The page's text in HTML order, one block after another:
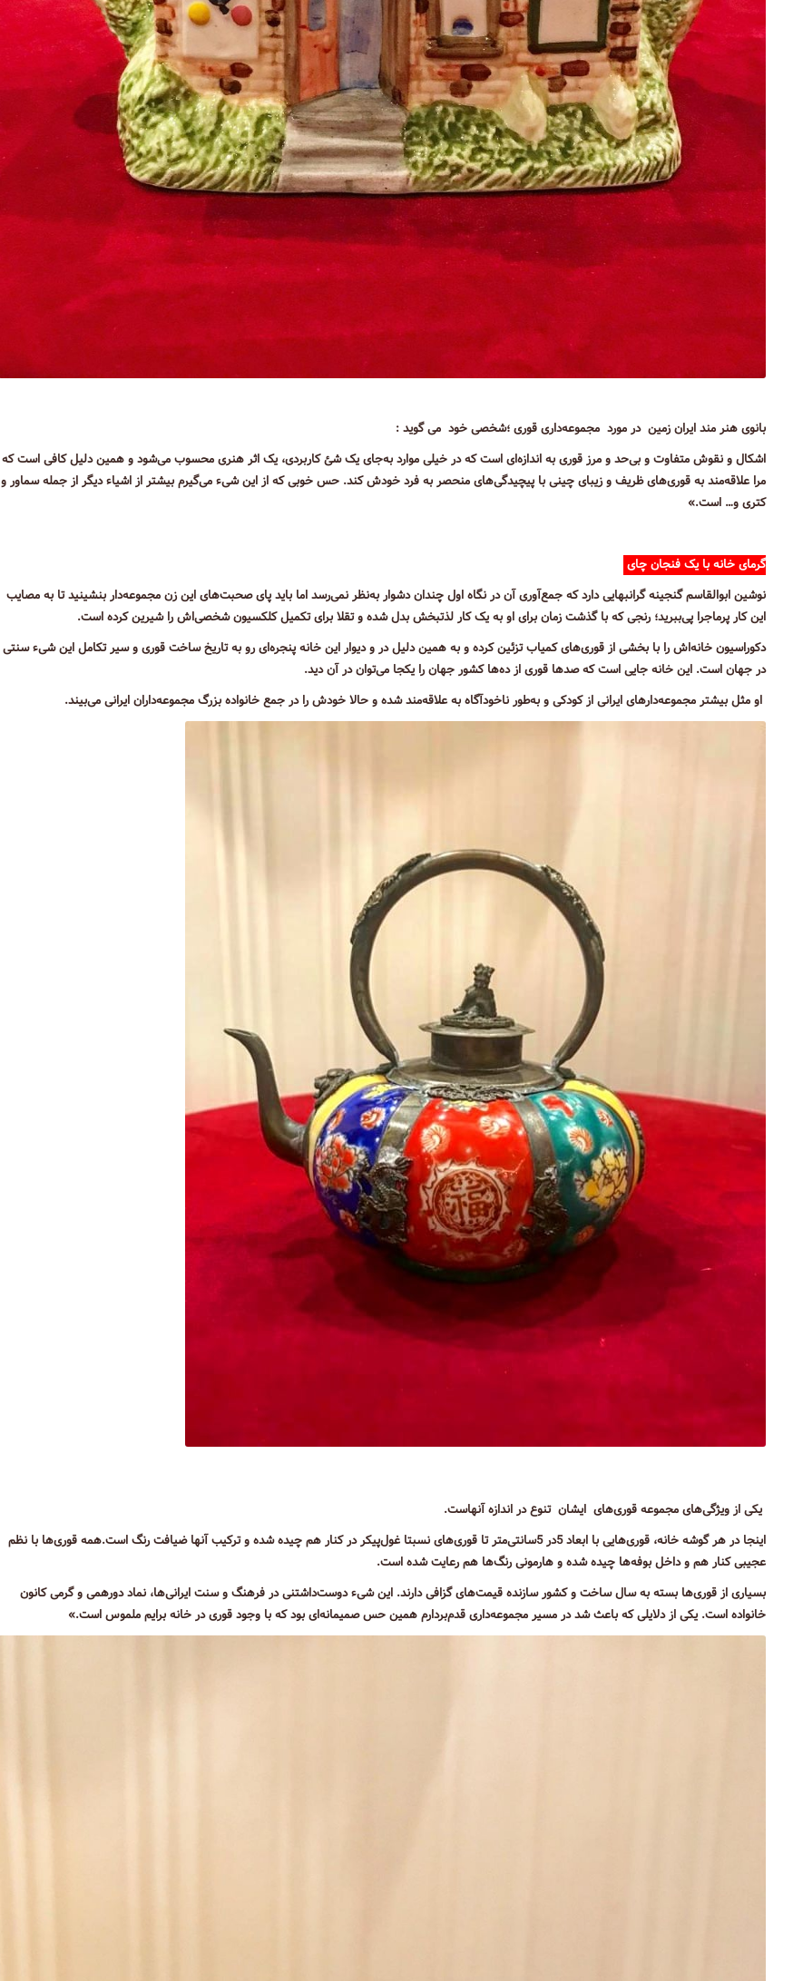
بانوی هنر مند ایران زمین در مورد مجموعه‌داری قوری ؛شخصی خود می گوید :
اشکال و نقوش متفاوت و بی‌حد و مرز قوری به اندازه‌ای است که در خیلی موارد به‌جای یک شئ کاربردی، یک اثر هنری محسوب می‌شود و همین دلیل کافی ا‌ست که
مرا علاقه‌مند به قوری‌های ظریف و زیبای چینی با پیچیدگی‌های منحصر به فرد خودش کند. حس خوبی که از این شیء می‌گیرم بیشتر از اشیاء دیگر از جمله سماور و
کتری و… است.»
گرمای خانه با یک فنجان چای
نوشین ابوالقاسم گنجینه گرانبهایی دارد که جمع‌آوری آن در نگاه اول چندان دشوار به‌نظر نمی‌رسد اما باید پای صحبت‌های این زن مجموعه‌دار بنشینید تا به مصایب
این کار پرماجرا پی‌ببرید؛ رنجی که با گذشت زمان برای او به یک کار لذتبخش بدل شده و تقلا برای تکمیل کلکسیون شخصی‌اش را شیرین کرده است.
دکوراسیون خانه‌اش را با بخشی از قوری‌های کمیاب تزئین کرده و به همین دلیل در و دیوار این خانه پنجره‌ای رو به تاریخ ساخت قوری و سیر تکامل این شی‌ء سنتی
در جهان است. این خانه جایی است که صدها قوری از ده‌ها کشور جهان را یکجا می‌توان در آن دید.
او مثل بیشتر مجموعه‌دارهای ایرانی از کودکی و به‌طور ناخودآگاه به علاقه‌مند شده و حالا خودش را در جمع خانواده بزرگ مجموعه‌داران ایرانی می‌بیند.
یکی از ویژگی‌های مجموعه قوری‌های ایشان تنوع در اندازه آنهاست.
اینجا در هر گوشه خانه، قوری‌هایی با ابعاد 5در 5سانتی‌متر تا قوری‌های نسبتا غول‌پیکر در کنار هم چیده شده و ترکیب آنها ضیافت رنگ است.همه قوری‌ها با نظم
عجیبی کنار هم و داخل بوفه‌ها چیده شده و هارمونی رنگ‌ها هم رعایت شده است.
بسیاری از قوری‌ها بسته به سال ساخت و کشور سازنده قیمت‌های گزافی دارند. این شیء دوست‌داشتنی در فرهنگ و سنت ایرانی‌ها، نماد دورهمی و گرمی کانون
خانواده است. یکی از دلایلی که باعث شد در مسیر مجموعه‌داری قدم‌بردارم همین حس صمیمانه‌ای بود که با وجود قوری در خانه برایم ملموس است.»